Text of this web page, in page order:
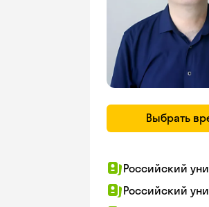
Выбрать
Российский
Российский